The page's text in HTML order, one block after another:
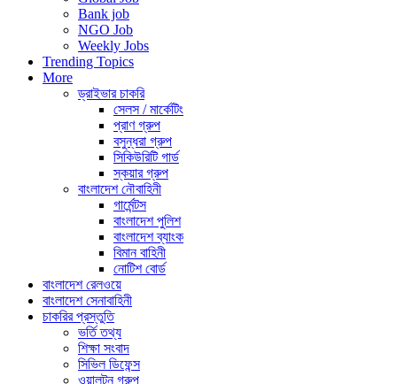
Bank job
NGO Job
Weekly Jobs
Trending Topics
More
ড্রাইভার চাকরি
সেলস / মার্কেটিং
প্রাণ গ্রুপ
বসুন্ধরা গ্রুপ
সিকিউরিটি গার্ড
স্কয়ার গ্রুপ
বাংলাদেশ নৌবাহিনী
গার্মেন্টস
বাংলাদেশ পুলিশ
বাংলাদেশ ব্যাংক
বিমান বাহিনী
নোটিশ বোর্ড
বাংলাদেশ রেলওয়ে
বাংলাদেশ সেনাবাহিনী
চাকরির প্রস্তুতি
ভর্তি তথ্য
শিক্ষা সংবাদ
সিভিল ডিফেন্স
ওয়ালটন গ্রুপ